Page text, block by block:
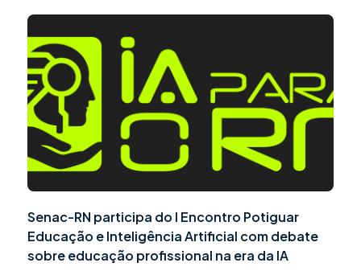
Senac-RN participa do I Encontro Potiguar
Educação e Inteligência Artificial com debate
sobre educação profissional na era da IA